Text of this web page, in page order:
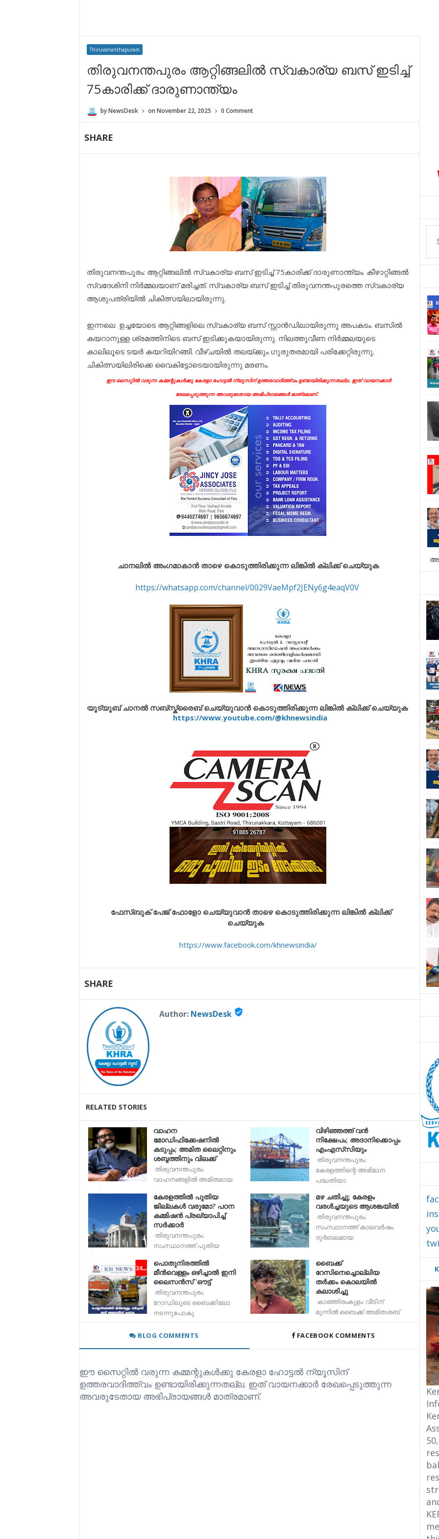
Thiruvananthapuram
തിരുവനന്തപുരം ആറ്റിങ്ങലില്‍ സ്വകാര്യ ബസ് ഇടിച്ച്
75കാരിക്ക് ദാരുണാന്ത്യം
byNewsDesk on November 22, 2025 0 Comment
SHARE
തിരുവനന്തപുരം: ആറ്റിങ്ങലില്‍ സ്വകാര്യ ബസ് ഇടിച്ച് 75കാരിക്ക് ദാരുണാന്ത്യം. കീഴാറ്റിങ്ങല്‍
സ്വദേശിനി നിര്‍മ്മലയാണ് മരിച്ചത്. സ്വകാര്യ ബസ് ഇടിച്ച് തിരുവനന്തപുരത്തെ സ്വകാര്യ
ആശുപത്രിയില്‍ ചികിത്സയിലായിരുന്നു.
ഇന്നലെ ഉച്ചയോടെ ആറ്റിങ്ങളിലെ സ്വകാര്യ ബസ് സ്റ്റാന്‍ഡിലായിരുന്നു അപകടം. ബസില്‍
കയറാനുള്ള ശ്രമത്തിനിടെ ബസ് ഇടിക്കുകയായിരുന്നു. നിലത്തുവീണ നിര്‍മ്മലയുടെ
കാലിലൂടെ ടയര്‍ കയറിയിറങ്ങി. വീഴ്ചയില്‍ തലയ്ക്കും ഗുരുതരമായി പരിക്കേറ്റിരുന്നു.
ചികിത്സയിലിരിക്കെ വൈകിട്ടോടെയായിരുന്നു മരണം.
ഈ സൈറ്റിൽ വരുന്ന കമ്മന്റുകൾക്കു കേരളാ ഹോട്ടൽ ന്യൂസിന് ഉത്തരവാദിത്ത്വം ഉണ്ടായിരിക്കുന്നതല്ല. ഇത് വായനക്കാർ
രേഖപ്പെടുത്തുന്ന അവരുടേതായ അഭിപ്രായങ്ങൾ മാത്രമാണ്.
ചാനലിൽ അംഗമാകാൻ താഴെ കൊടുത്തിരിക്കുന്ന ലിങ്കിൽ ക്ലിക്ക് ചെയ്യുക
https://whatsapp.com/channel/0029VaeMpf2JENy6g4eaqV0V
യൂട്യൂബ് ചാനൽ സബ്സ്ക്രൈബ് ചെയ്യുവാൻ കൊടുത്തിരിക്കുന്ന ലിങ്കിൽ ക്ലിക്ക് ചെയ്യുക
https://www.youtube.com/@khnewsindia
ഫേസ്ബുക് പേജ് ഫോളോ ചെയ്യുവാൻ താഴെ കൊടുത്തിരിക്കുന്ന ലിങ്കിൽ ക്ലിക്ക്
ചെയ്യുക
https://www.facebook.com/khnewsindia/
SHARE
Author: NewsDesk verified_user
RELATED STORIES
വാഹന
മോഡിഫിക്കേഷനിൽ
കടുപ്പം; അമിത ലൈറ്റിനും
ശബ്ദത്തിനും വിലക്ക്
തിരുവനന്തപുരം:
വാഹനങ്ങളിൽ അമിതമായ
വെളിച്ചവു
വിഴിഞ്ഞത്ത് വൻ
നിക്ഷേപം; അദാനിക്കൊപ്പം
എംഎസ്‌സിയും
തിരുവനന്തപുരം:
കേരളത്തിന്റെ അഭിമാന
പദ്ധതിയാ
കേരളത്തിൽ പുതിയ
ജില്ലകൾ വരുമോ? പഠന
കമ്മിഷൻ പ്രഖ്യാപിച്ച്
സർക്കാർ
തിരുവനന്തപുരം:
സംസ്ഥാനത്ത് പുതിയ
ജില്ലകളും
മഴ ചതിച്ചു; കേരളം
വരൾച്ചയുടെ ആശങ്കയിൽ
തിരുവനന്തപുരം:
സംസ്ഥാനത്ത് കാലവർഷം
ദുർബലമായ
പൊതുനിരത്തില്‍
മീന്‍വെള്ളം ഒഴിച്ചാല്‍ ഇനി
ലൈസന്‍സ് 'ഔട്ട്'
തിരുവനന്തപുരം:
റോഡിലൂടെ ബൈക്കിലോ
നടന്നുപോകു
ബൈക്ക്
റേസിനെച്ചൊല്ലിയ
തർക്കം കൊലയിൽ
കലാശിച്ചു
കാഞ്ഞിരംകുളം: വീടിന്
മുന്നിൽ ബൈക്ക് അമിതശബ്
BLOG COMMENTS FACEBOOK COMMENTS
ഈ സൈറ്റിൽ വരുന്ന കമ്മന്റുകൾക്കു കേരളാ ഹോട്ടൽ ന്യൂസിന്
ഉത്തരവാദിത്ത്വം ഉണ്ടായിരിക്കുന്നതല്ല. ഇത് വായനക്കാർ രേഖപ്പെടുത്തുന്ന
അവരുടേതായ അഭിപ്രായങ്ങൾ മാത്രമാണ്.